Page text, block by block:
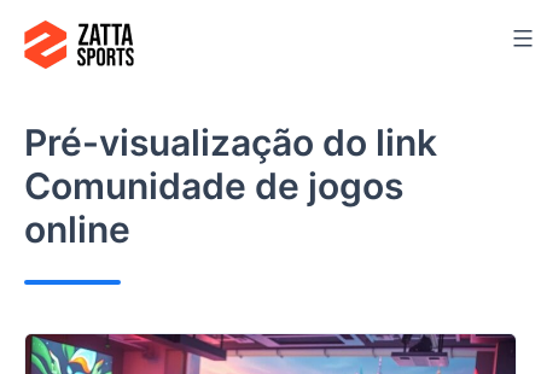
para
conteúdo
Pré-visualização do link
Comunidade de jogos
online